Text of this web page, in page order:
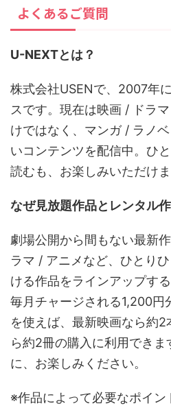
よくあるご質問
U-NEXTとは？
株式会社USENで、2007年
スです。現在は映画 / ドラ
けではなく、マンガ / ラノ
いコンテンツを配信中。ひ
読むも、お楽しみいただけま
なぜ見放題作品とレンタル
劇場公開から間もない最新
ラマ / アニメなど、ひとり
ける作品をラインアップする
毎月チャージされる1,200円
を使えば、最新映画なら約
ら約2冊の購入に利用でき
に、お楽しみください。
※作品によって必要なポイン